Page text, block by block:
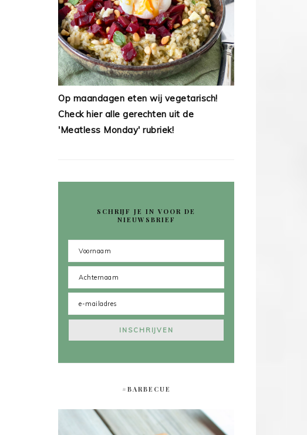
Op maandagen eten wij vegetarisch!
Check hier alle gerechten uit de
'Meatless Monday' rubriek!
SCHRIJF JE IN VOOR DE
NIEUWSBRIEF
#BARBECUE